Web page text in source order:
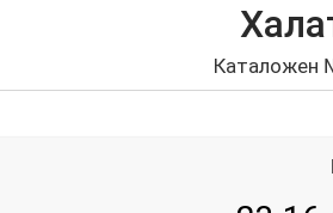
Каталожен